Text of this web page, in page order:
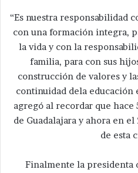
“Es nuestra responsabilidad
con una formación integra,
la vida y con la
familia, para con sus
construcción de valores y
continuidad dela educación
agregó al recordar que hace
de Guadalajara y ahora en
de esta
Finalmente la presidenta